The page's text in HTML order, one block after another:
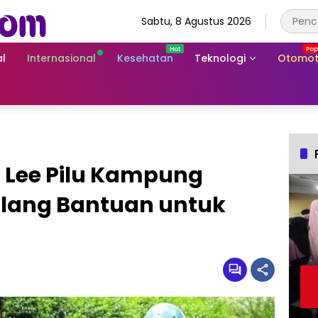
Sabtu, 8 Agustus 2026
Internasional Kesehatan Teknologi
Pilu Kampung
Bantuan untuk